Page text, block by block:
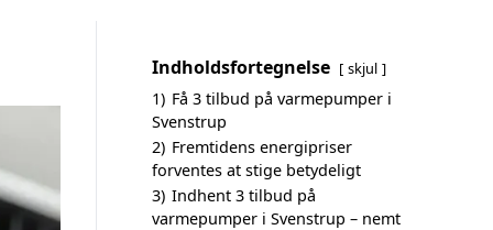
Indholdsfortegnelse skjul
1) Få 3 tilbud på varmepumper i
Svenstrup
2) Fremtidens energipriser
forventes at stige betydeligt
3) Indhent 3 tilbud på
varmepumper i Svenstrup – nemt